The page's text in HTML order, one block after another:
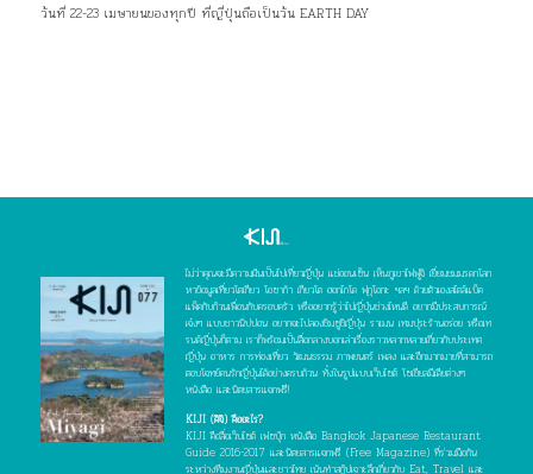
วันที่ 22-23 เมษายนของทุกปี ที่ญี่ปุ่นถือเป็นวัน EARTH DAY
ไม่ว่าคุณจะมีความฝันเป็นไปเที่ยวญี่ปุ่น แช่ออนเซ็น เห็นภูเขาไฟฟูจิ เยี่ยมชมมรดกโลก
หาข้อมูลเที่ยวโตเกียว โอซาก้า เกียวโต ฮอกไกโด ฟุกุโอกะ ฯลฯ ด้วยตัวเองสไตล์แบ็ค
แพ็คกับก๊วนเพื่อนกับครอบครัว หรืออยากรู้ว่าไปญี่ปุ่นช่วงไหนดี อยากมีประสบการณ์
เจ๋งๆ แบบชาวนิปปอน อยากจะไปลองชิมซูชิญี่ปุ่น ราเมน เทมปุระร้านอร่อย หรือเท
รนด์ญี่ปุ่นก็ตาม เราก็พร้อมเป็นสื่อกลางบอกเล่าเรื่องราวหลากหลายเกี่ยวกับประเทศ
ญี่ปุ่น อาหาร การท่องเที่ยว วัฒนธรรม ภาพยนตร์ เพลง และอีกมากมายที่สามารถ
ตอบโจทย์คนรักญี่ปุ่นได้อย่างครบถ้วน ทั้งในรูปแบบเว็บไซต์ โซเชียลมีเดียต่างๆ
หนังสือ และนิตยสารแจกฟรี!
KIJI (คิจิ) คืออะไร?
KIJI คือสื่อเว็บไซต์ เฟซบุ๊ก หนังสือ Bangkok Japanese Restaurant
Guide 2016-2017 และนิตยสารแจกฟรี (Free Magazine) ที่ร่วมมือกัน
ระหว่างทีมงานญี่ปุ่นและชาวไทย เน้นทำสกู๊ปเจาะลึกเกี่ยวกับ Eat, Travel และ